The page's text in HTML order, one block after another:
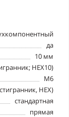
да
10 мм
HEX10)
М6
HEX)
стандартная
прямая